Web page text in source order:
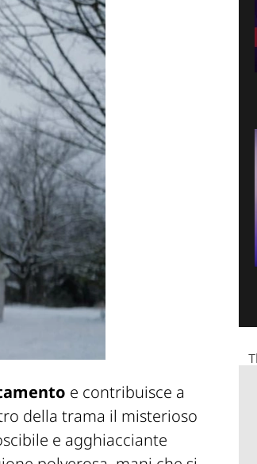
e contribuisce a
della trama il misterioso
e agghiacciante